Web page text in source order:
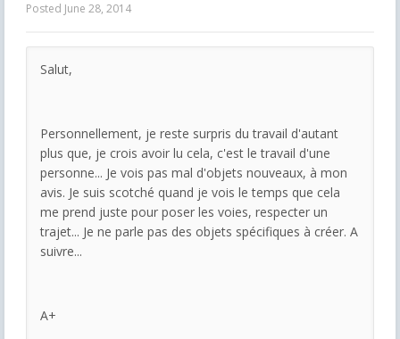
Posted June 28, 2014
Salut,
Personnellement, je reste surpris du travail d'autant
plus que, je crois avoir lu cela, c'est le travail d'une
personne... Je vois pas mal d'objets nouveaux, à mon
avis. Je suis scotché quand je vois le temps que cela
me prend juste pour poser les voies, respecter un
trajet... Je ne parle pas des objets spécifiques à créer. A
suivre...
A+